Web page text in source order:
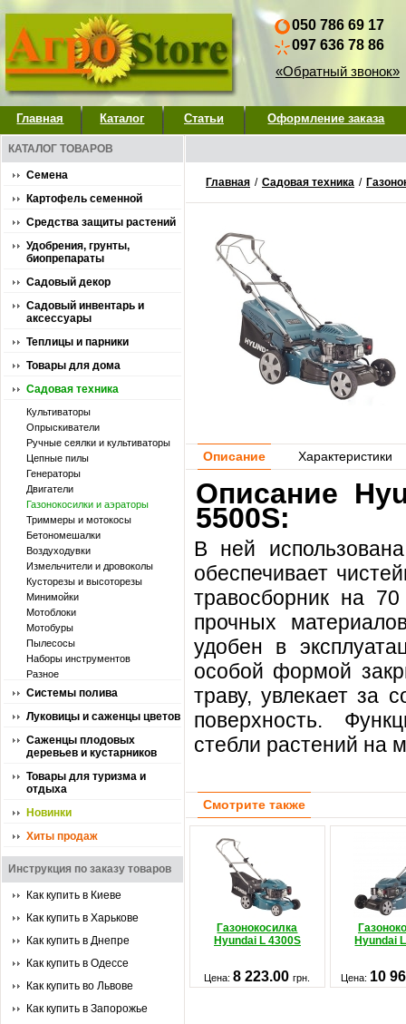
050 786 69 17
097 636 78 86
«Обратный звонок»
Главная Каталог Статьи Оформление заказа
КАТАЛОГ ТОВАРОВ
Семена
Картофель семенной
Средства защиты растений
Удобрения, грунты,
биопрепараты
Садовый декор
Садовый инвентарь и
аксессуары
Теплицы и парники
Товары для дома
Садовая техника
Культиваторы
Опрыскиватели
Ручные сеялки и культиваторы
Цепные пилы
Генераторы
Двигатели
Газонокосилки и аэраторы
Триммеры и мотокосы
Бетономешалки
Воздуходувки
Измельчители и дровоколы
Кусторезы и высоторезы
Минимойки
Мотоблоки
Мотобуры
Пылесосы
Наборы инструментов
Разное
Системы полива
Луковицы и саженцы цветов
Саженцы плодовых
деревьев и кустарников
Товары для туризма и
отдыха
Новинки
Хиты продаж
Инструкция по заказу товаров
Как купить в Киеве
Как купить в Харькове
Как купить в Днепре
Как купить в Одессе
Как купить во Львове
Как купить в Запорожье
Главная / Садовая техника /
Описание Характеристики
Описание
5500S:
В ней
обеспечивает
травосборник на 70
прочных
удобен в
особой формой
траву, увлекает за
поверхность.
стебли растений на
Смотрите также
Газонокосилка
Hyundai L 4300S
Hyundai
Цена:8 223.00грн. Цена: 10